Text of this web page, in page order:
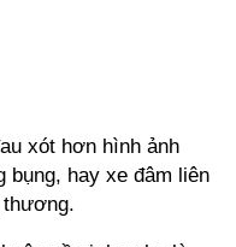
xót hơn hình ảnh
hay xe đâm liên